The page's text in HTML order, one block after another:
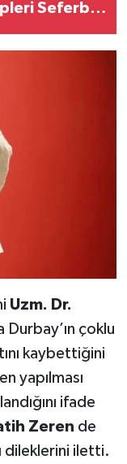
Seferber
Uzm. Dr.
Durbay’ın çoklu
kaybettiğini
yapılması
ifade
Zeren de
dileklerini iletti.